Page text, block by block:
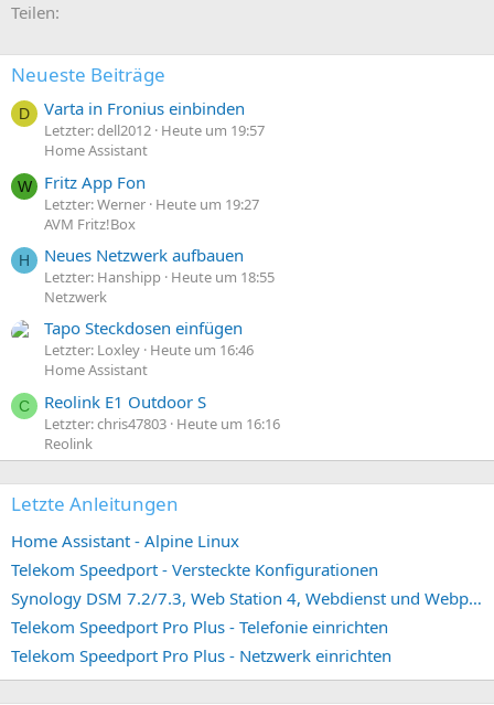
n
:
Teilen:
Neueste Beiträge
D Varta in Fronius einbinden
Letzter: dell2012 Heute um 19:57
Home Assistant
W Fritz App Fon
Letzter: Werner Heute um 19:27
AVM Fritz!Box
H Neues Netzwerk aufbauen
Letzter: Hanshipp Heute um 18:55
Netzwerk
Tapo Steckdosen einfügen
Letzter: Loxley Heute um 16:46
Home Assistant
C Reolink E1 Outdoor S
Letzter: chris47803 Heute um 16:16
Reolink
Letzte Anleitungen
Home Assistant - Alpine Linux
Telekom Speedport - Versteckte Konfigurationen
Synology DSM 7.2/7.3, Web Station 4, Webdienst und Webportal erstellen (ehemals vHost)
Telekom Speedport Pro Plus - Telefonie einrichten
Telekom Speedport Pro Plus - Netzwerk einrichten